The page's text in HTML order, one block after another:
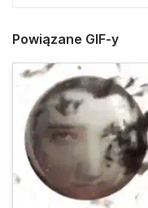
Powiązane GIF-y